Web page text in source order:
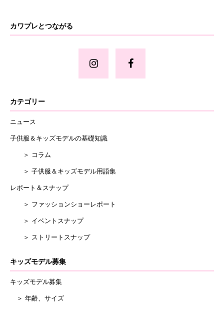
カワプレとつながる
カテゴリー
ニュース
子供服＆キッズモデルの基礎知識
＞ コラム
＞ 子供服＆キッズモデル用語集
レポート＆スナップ
＞ ファッションショーレポート
＞ イベントスナップ
＞ ストリートスナップ
キッズモデル募集
キッズモデル募集
＞ 年齢、サイズ